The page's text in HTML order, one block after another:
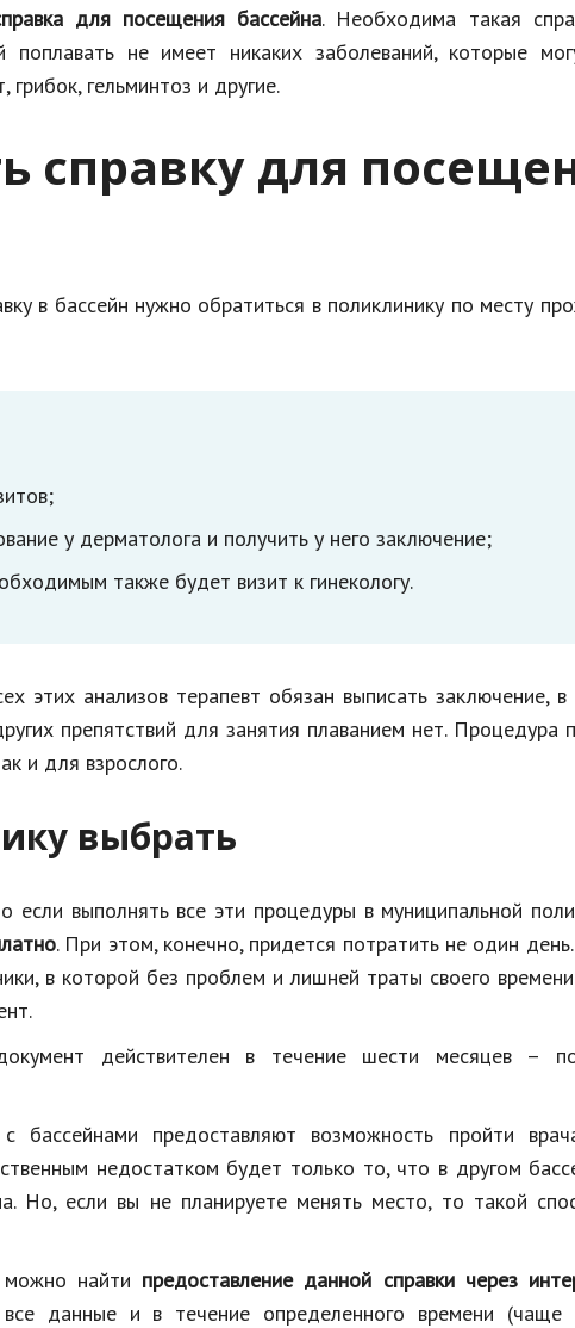
для посещения бассейна. Необходима такая
не имеет никаких заболеваний, которые
гельминтоз и другие.
справку для
в бассейн нужно обратиться в поликлинику по месту
у дерматолога и получить у него заключение;
также будет визит к гинекологу.
этих анализов терапевт обязан выписать заключение,
препятствий для занятия плаванием нет. Процедура
и для взрослого.
выбрать
если выполнять все эти процедуры в муниципальной
. При этом, конечно, придется потратить не один
в которой без проблем и лишней траты своего
действителен в течение шести месяцев –
бассейнами предоставляют возможность пройти
недостатком будет только то, что в другом
Но, если вы не планируете менять место, то такой
найти предоставление данной справки через
все данные и в течение определенного времени